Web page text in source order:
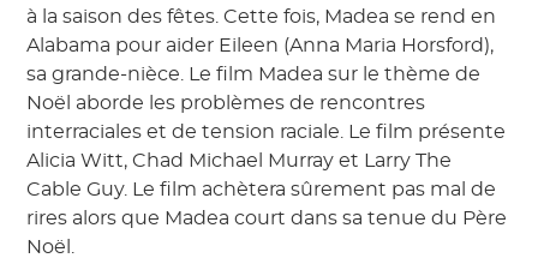
à la saison des fêtes. Cette fois, Madea se rend en
Alabama pour aider Eileen (Anna Maria Horsford),
sa grande-nièce. Le film Madea sur le thème de
Noël aborde les problèmes de rencontres
interraciales et de tension raciale. Le film présente
Alicia Witt, Chad Michael Murray et Larry The
Cable Guy. Le film achètera sûrement pas mal de
rires alors que Madea court dans sa tenue du Père
Noël.